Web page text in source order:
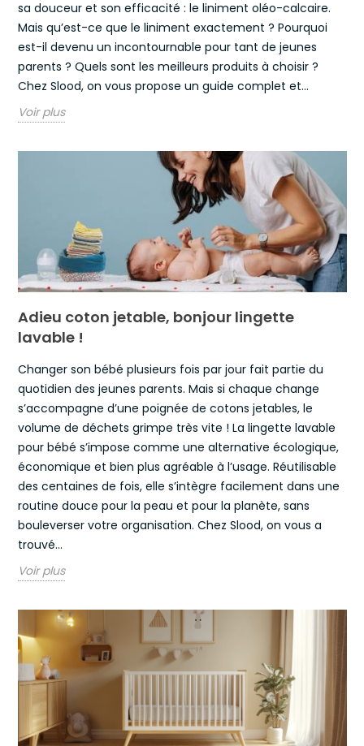
sa douceur et son efficacité : le liniment oléo-calcaire.
Mais qu’est-ce que le liniment exactement ? Pourquoi
est-il devenu un incontournable pour tant de jeunes
parents ? Quels sont les meilleurs produits à choisir ?
Chez Slood, on vous propose un guide complet et...
Voir plus
Adieu coton jetable, bonjour lingette
lavable !
Changer son bébé plusieurs fois par jour fait partie du
quotidien des jeunes parents. Mais si chaque change
s’accompagne d’une poignée de cotons jetables, le
volume de déchets grimpe très vite ! La lingette lavable
pour bébé s’impose comme une alternative écologique,
économique et bien plus agréable à l’usage. Réutilisable
des centaines de fois, elle s’intègre facilement dans une
routine douce pour la peau et pour la planète, sans
bouleverser votre organisation. Chez Slood, on vous a
trouvé...
Voir plus